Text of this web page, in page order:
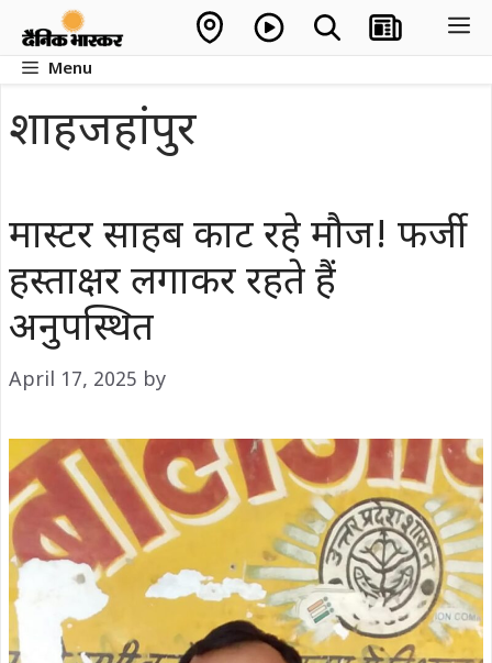
contentMenu
शाहजहांपुर
मास्टर साहब काट रहे मौज! फर्जी
हस्ताक्षर लगाकर रहते हैं
अनुपस्थित
April 17, 2025 by